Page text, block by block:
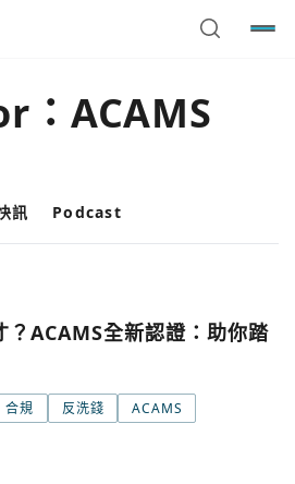
： ACAMS
訊 Podcast
？ACAMS全新認證：助你踏
合規 反洗錢 ACAMS
以下帳號繼續
城市